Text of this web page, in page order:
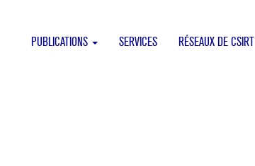
PUBLICATIONS SERVICES RÉSEAUX DE CSIRT